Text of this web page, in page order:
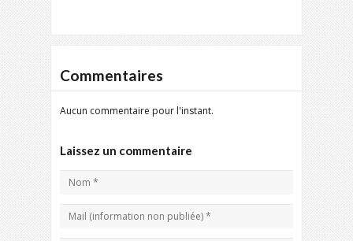
Commentaires
Aucun commentaire pour l'instant.
Laissez un commentaire